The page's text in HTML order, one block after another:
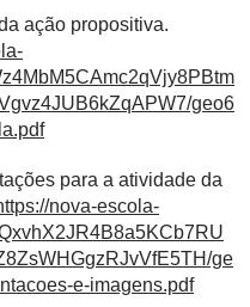
ação propositiva.
geo6
para a atividade da
nova-escola-
ge
e-imagens.pdf